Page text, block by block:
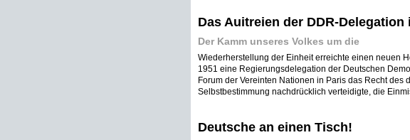
Das Auitreien der DDR-Delegation
Der Kamm unseres Volkes um die
Wiederherstellung der Einheit erreichte einen neuen
1951 eine Regierungsdelegation der Deutschen
Forum der Vereinten Nationen in Paris das Recht des
Selbstbestimmung nachdrücklich verteidigte, die
Deutsche an einen Tisch!